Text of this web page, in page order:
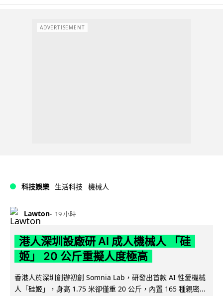
ADVERTISEMENT
科技娛樂 生活科技 機械人
Lawton 19 小時
港人深圳設廠研 AI 成人機械人 「硅
姬」 20 公斤重擬人度極高
香港人於深圳創辦初創 Somnia Lab，研發出首款 AI 性愛機械
人「硅姬」，身高 1.75 米卻僅重 20 公斤，內置 165 種親密...